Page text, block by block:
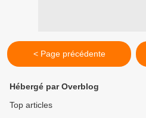
< Page précédente
Hébergé par Overblog
Top articles